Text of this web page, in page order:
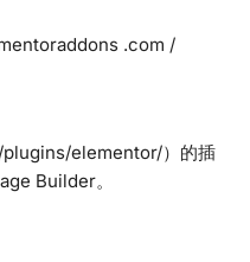
.com /
elementor/）的插
Builder。